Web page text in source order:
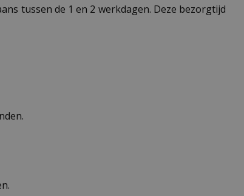
tussen de 1 en 2 werkdagen. Deze bezorgtijd